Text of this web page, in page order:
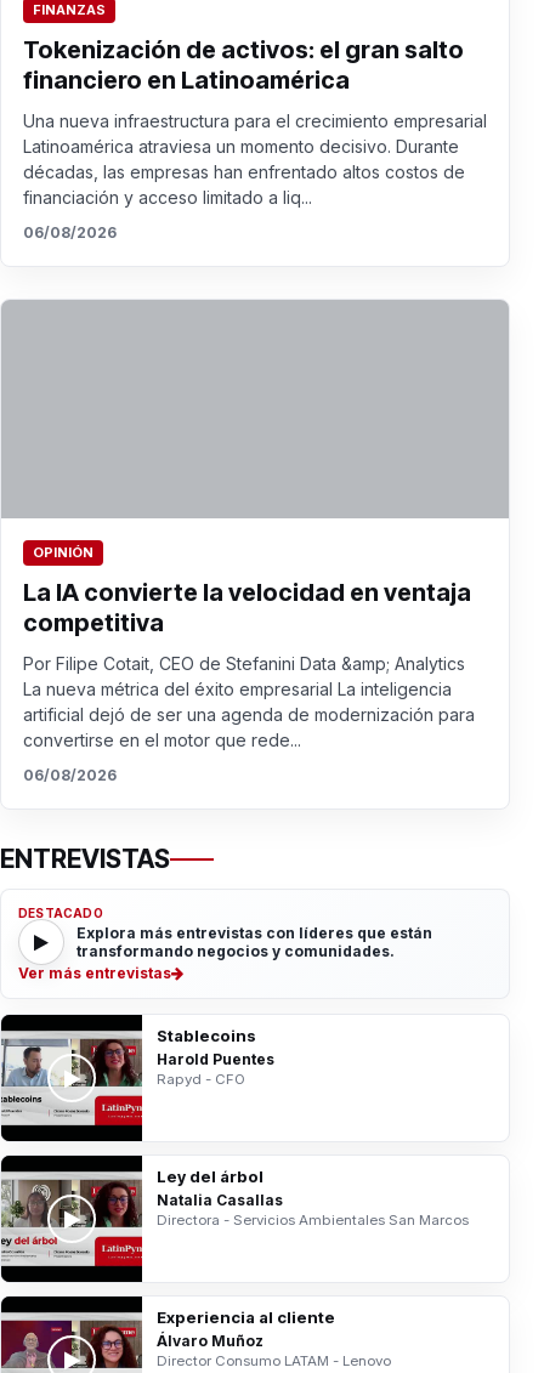
FINANZAS
Tokenización de activos: el gran salto
financiero en Latinoamérica
Una nueva infraestructura para el crecimiento empresarial
Latinoamérica atraviesa un momento decisivo. Durante
décadas, las empresas han enfrentado altos costos de
financiación y acceso limitado a liq...
06/08/2026
OPINIÓN
La IA convierte la velocidad en ventaja
competitiva
Por Filipe Cotait, CEO de Stefanini Data &amp; Analytics
La nueva métrica del éxito empresarial La inteligencia
artificial dejó de ser una agenda de modernización para
convertirse en el motor que rede...
06/08/2026
ENTREVISTAS
DESTACADO
Explora más entrevistas con líderes que están
transformando negocios y comunidades.
Ver más entrevistas
Stablecoins
Harold Puentes
Rapyd - CFO
Ley del árbol
Natalia Casallas
Directora - Servicios Ambientales San Marcos
Experiencia al cliente
Álvaro Muñoz
Director Consumo LATAM - Lenovo